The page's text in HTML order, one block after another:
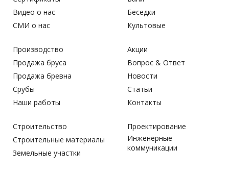
Видео о нас
СМИ о нас
Беседки
Культовые
Производство
Продажа бруса
Продажа бревна
Срубы
Наши работы
Акции
Вопрос & Ответ
Новости
Статьи
Контакты
Строительство
Строительные материалы
Земельные участки
Проектирование
Инженерные
коммуникации